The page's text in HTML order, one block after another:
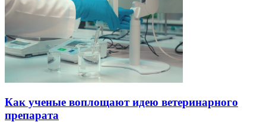
Как ученые воплощают идею ветеринарного
препарата